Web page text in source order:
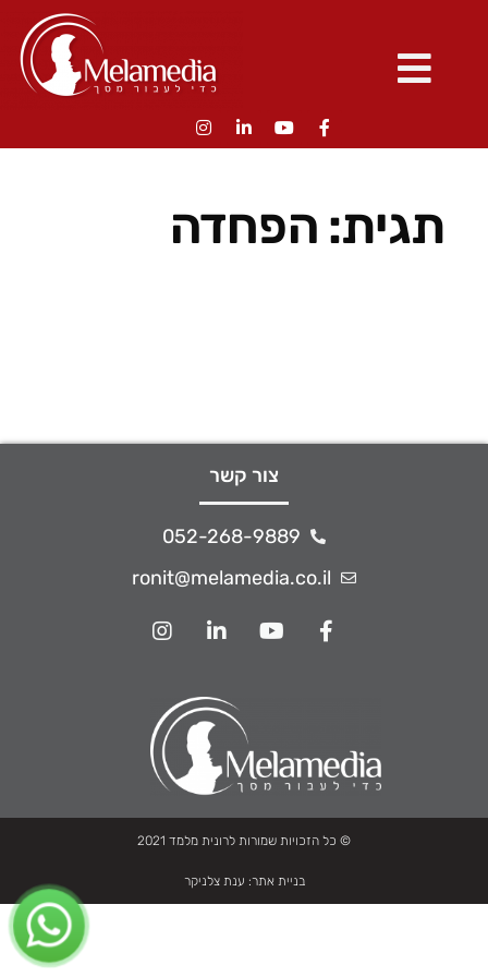
תגית: הפחדה
צור קשר
052-268-9889
ronit@melamedia.co.il
© כל הזכויות שמורות לרונית מלמד 2021
בניית אתר: ענת צלניקר